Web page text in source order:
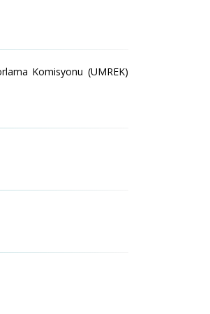
Komisyonu (UMREK)